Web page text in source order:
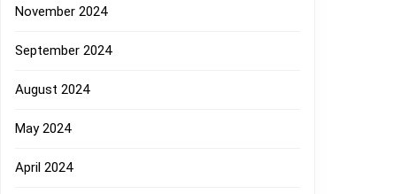
November 2024
September 2024
August 2024
May 2024
April 2024